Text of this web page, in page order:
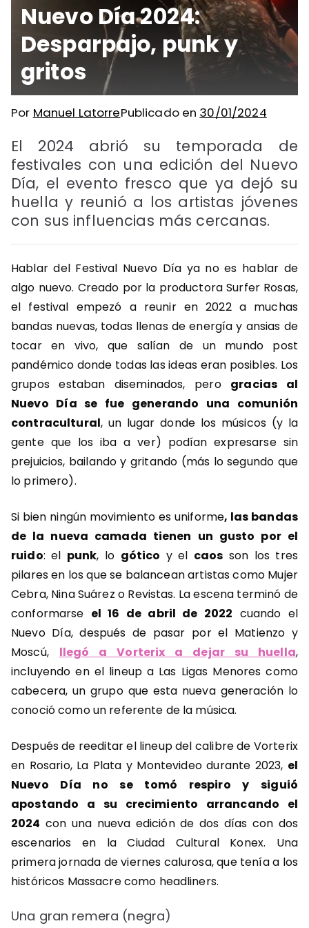
Nuevo Día 2024:
Desparpajo, punk y
gritos
Por Manuel LatorrePublicado en 30/01/2024
El 2024 abrió su temporada de
festivales con una edición del Nuevo
Día, el evento fresco que ya dejó su
huella y reunió a los artistas jóvenes
con sus influencias más cercanas.
Hablar del Festival Nuevo Día ya no es hablar de
algo nuevo. Creado por la productora Surfer Rosas,
el festival empezó a reunir en 2022 a muchas
bandas nuevas, todas llenas de energía y ansias de
tocar en vivo, que salían de un mundo post
pandémico donde todas las ideas eran posibles. Los
grupos estaban diseminados, pero gracias al
Nuevo Día se fue generando una comunión
contracultural, un lugar donde los músicos (y la
gente que los iba a ver) podían expresarse sin
prejuicios, bailando y gritando (más lo segundo que
lo primero).
Si bien ningún movimiento es uniforme, las bandas
de la nueva camada tienen un gusto por el
ruido: el punk, lo gótico y el caos son los tres
pilares en los que se balancean artistas como Mujer
Cebra, Nina Suárez o Revistas. La escena terminó de
conformarse el 16 de abril de 2022 cuando el
Nuevo Día, después de pasar por el Matienzo y
Moscú, llegó a Vorterix a dejar su huella,
incluyendo en el lineup a Las Ligas Menores como
cabecera, un grupo que esta nueva generación lo
conoció como un referente de la música.
Después de reeditar el lineup del calibre de Vorterix
en Rosario, La Plata y Montevideo durante 2023, el
Nuevo Día no se tomó respiro y siguió
apostando a su crecimiento arrancando el
2024 con una nueva edición de dos días con dos
escenarios en la Ciudad Cultural Konex. Una
primera jornada de viernes calurosa, que tenía a los
históricos Massacre como headliners.
Una gran remera (negra)